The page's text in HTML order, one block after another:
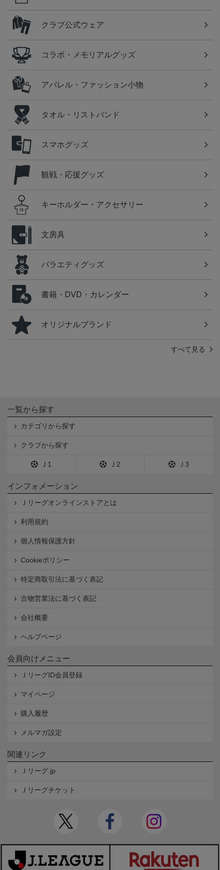
クラブ公式ウェア
コラボ・メモリアルグッズ
アパレル・ファッション小物
タオル・リストバンド
スマホグッズ
観戦・応援グッズ
キーホルダー・アクセサリー
文房具
バラエティグッズ
書籍・DVD・カレンダー
オリジナルブランド
すべて見る
一覧から探す
カテゴリから探す
クラブから探す
Ｊ1 Ｊ2 Ｊ3
インフォメーション
Ｊリーグオンラインストアとは
利用規約
個人情報保護方針
Cookieポリシー
特定商取引法に基づく表記
古物営業法に基づく表記
会社概要
ヘルプページ
会員向けメニュー
ＪリーグID会員登録
マイページ
購入履歴
メルマガ設定
関連リンク
Ｊリーグ.jp
Ｊリーグチケット